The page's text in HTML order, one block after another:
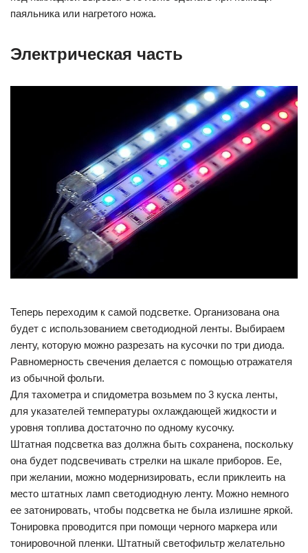
паяльника или нагретого ножа.
Электрическая часть
Теперь переходим к самой подсветке. Организована она
будет с использованием светодиодной ленты. Выбираем
ленту, которую можно разрезать на кусочки по три диода.
Равномерность свечения делается с помощью отражателя
из обычной фольги.
Для тахометра и спидометра возьмем по 3 куска ленты,
для указателей температуры охлаждающей жидкости и
уровня топлива достаточно по одному кусочку.
Штатная подсветка ваз должна быть сохранена, поскольку
она будет подсвечивать стрелки на шкале приборов. Ее,
при желании, можно модернизировать, если приклеить на
место штатных ламп светодиодную ленту. Можно немного
ее затонировать, чтобы подсветка не была излишне яркой.
Тонировка проводится при помощи черного маркера или
тонировочной пленки. Штатный светофильтр желательно